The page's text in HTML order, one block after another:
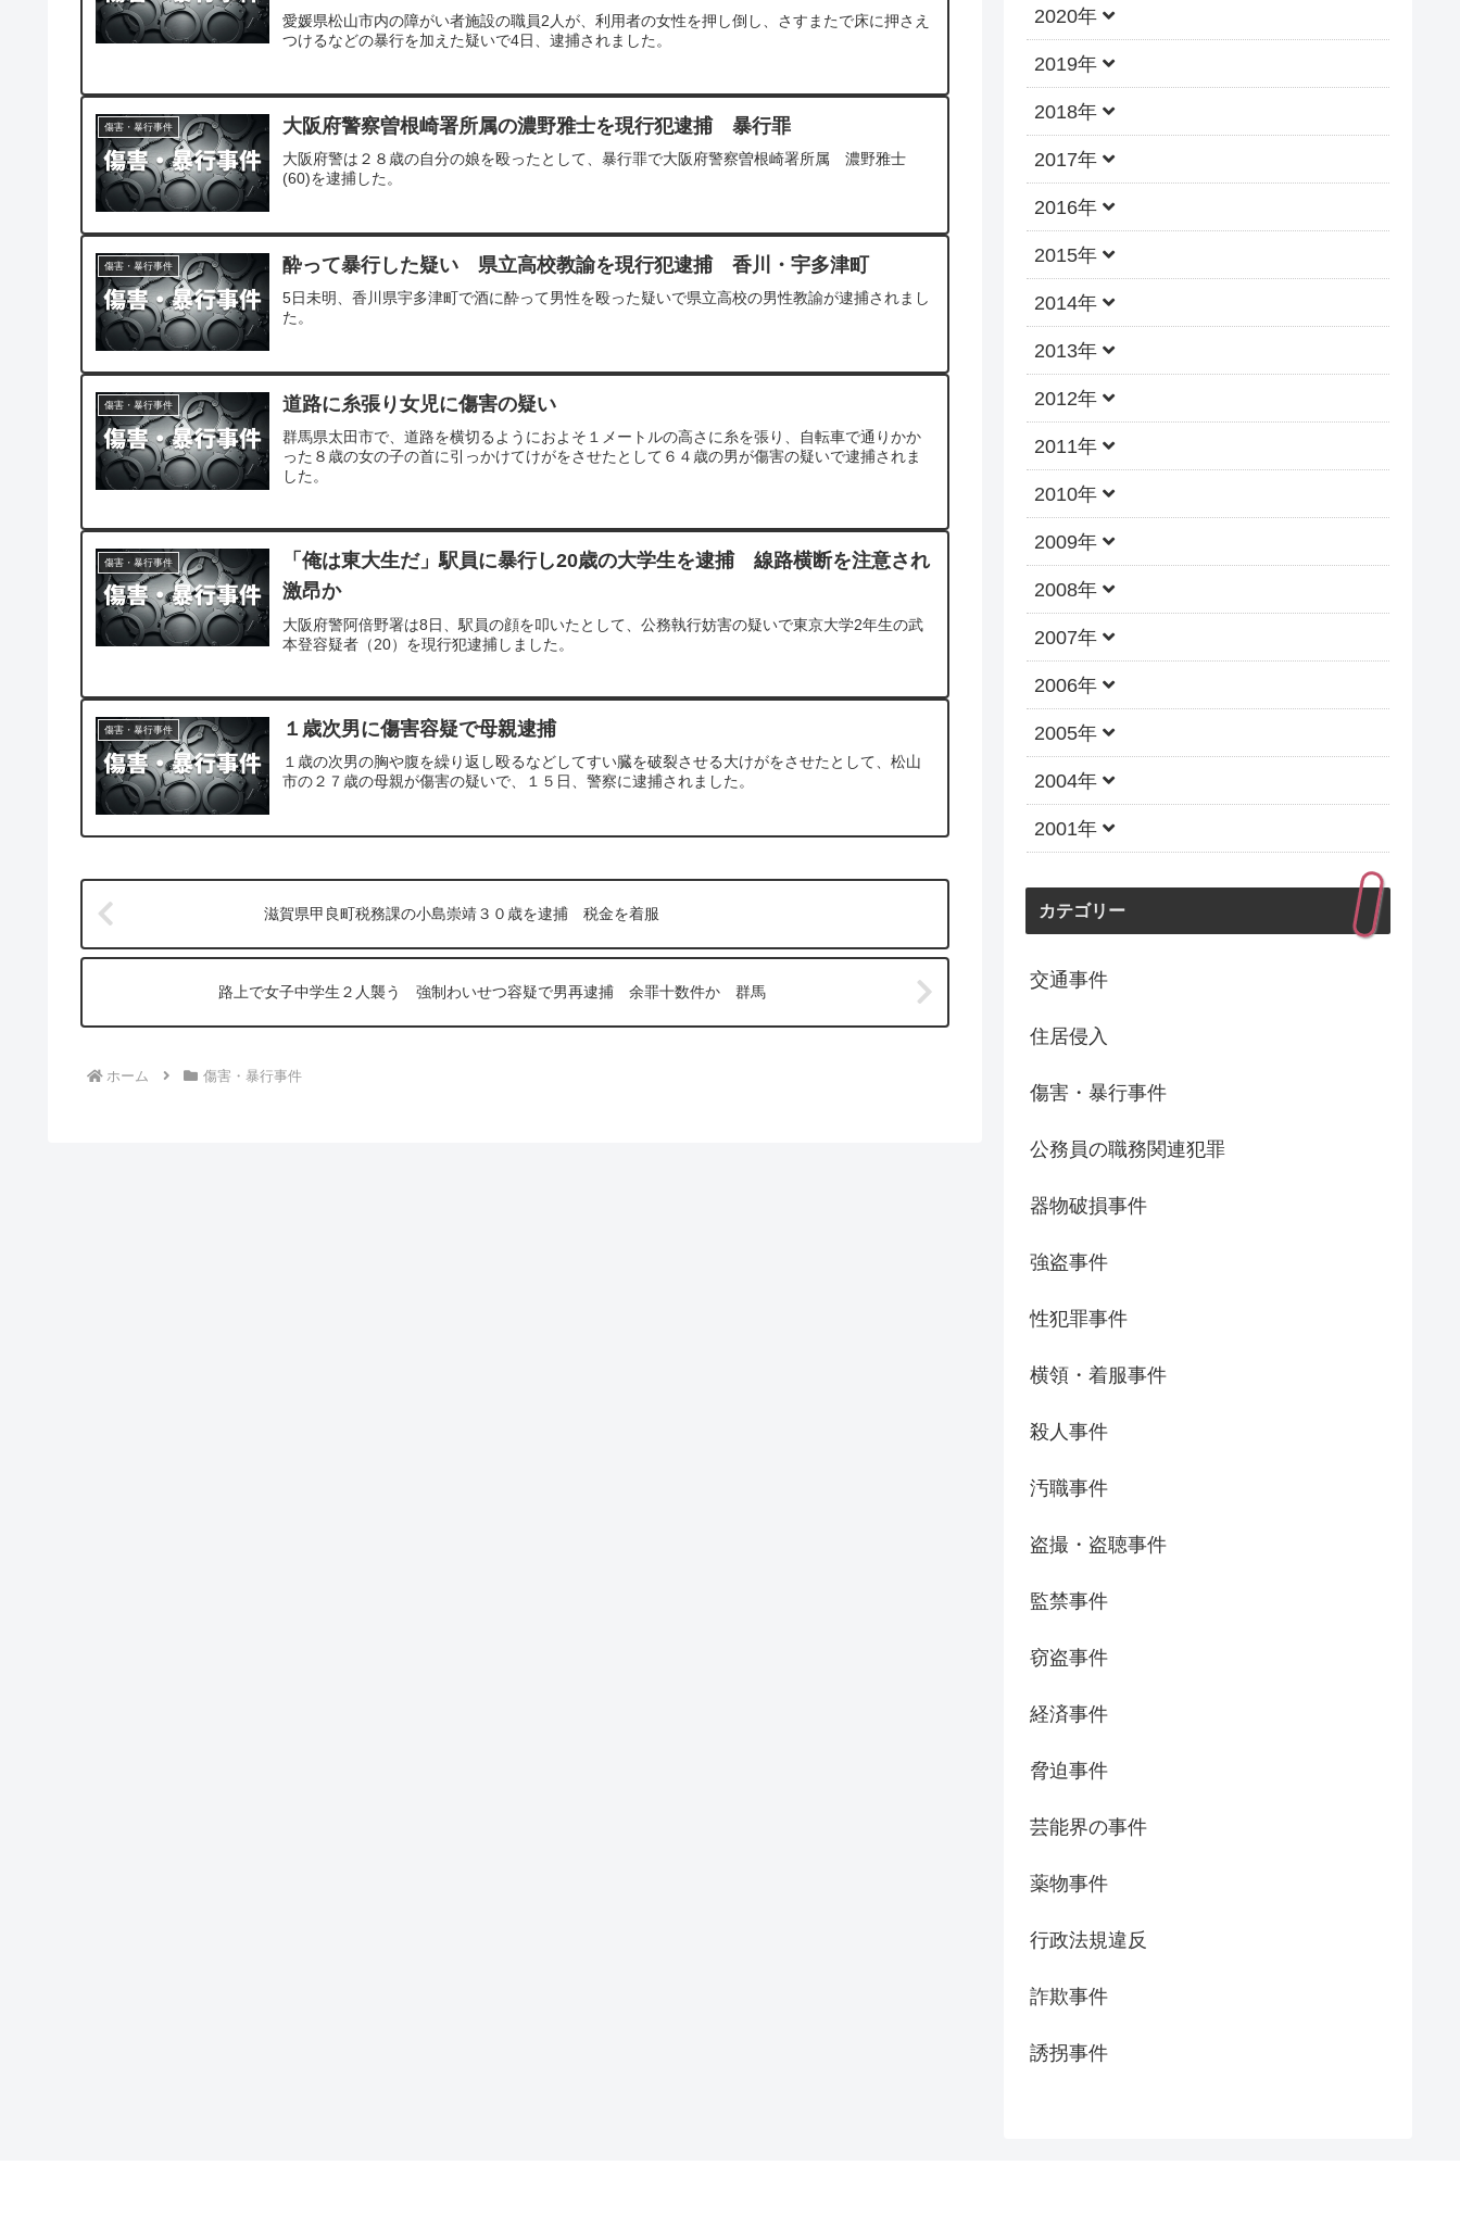
愛媛県松山市内の障がい者施設の職員2人が、利用者の女性を押し倒し、さすまたで床に押さえ
つけるなどの暴行を加えた疑いで4日、逮捕されました。
傷害・暴行事件 大阪府警察曽根崎署所属の濃野雅士を現行犯逮捕 暴行罪
大阪府警は２８歳の自分の娘を殴ったとして、暴行罪で大阪府警察曽根崎署所属 濃野雅士
(60)を逮捕した。
傷害・暴行事件 酔って暴行した疑い 県立高校教諭を現行犯逮捕 香川・宇多津町
5日未明、香川県宇多津町で酒に酔って男性を殴った疑いで県立高校の男性教諭が逮捕されまし
た。
傷害・暴行事件 道路に糸張り女児に傷害の疑い
群馬県太田市で、道路を横切るようにおよそ１メートルの高さに糸を張り、自転車で通りかか
った８歳の女の子の首に引っかけてけがをさせたとして６４歳の男が傷害の疑いで逮捕されま
した。
傷害・暴行事件
「俺は東大生だ」駅員に暴行し20歳の大学生を逮捕 線路横断を注意され
激昂か
大阪府警阿倍野署は8日、駅員の顔を叩いたとして、公務執行妨害の疑いで東京大学2年生の武
本登容疑者（20）を現行犯逮捕しました。
傷害・暴行事件 １歳次男に傷害容疑で母親逮捕
１歳の次男の胸や腹を繰り返し殴るなどしてすい臓を破裂させる大けがをさせたとして、松山
市の２７歳の母親が傷害の疑いで、１５日、警察に逮捕されました。
滋賀県甲良町税務課の小島崇靖３０歳を逮捕 税金を着服
路上で女子中学生２人襲う 強制わいせつ容疑で男再逮捕 余罪十数件か 群馬
ホーム 傷害・暴行事件
2020年
2019年
2018年
2017年
2016年
2015年
2014年
2013年
2012年
2011年
2010年
2009年
2008年
2007年
2006年
2005年
2004年
2001年
カテゴリー
交通事件
住居侵入
傷害・暴行事件
公務員の職務関連犯罪
器物破損事件
強盗事件
性犯罪事件
横領・着服事件
殺人事件
汚職事件
盗撮・盗聴事件
監禁事件
窃盗事件
経済事件
脅迫事件
芸能界の事件
薬物事件
行政法規違反
詐欺事件
誘拐事件